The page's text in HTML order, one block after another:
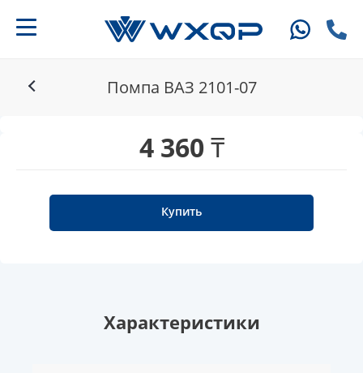
Помпа ВАЗ 2101-07
4 360 ₸
Купить
Характеристики